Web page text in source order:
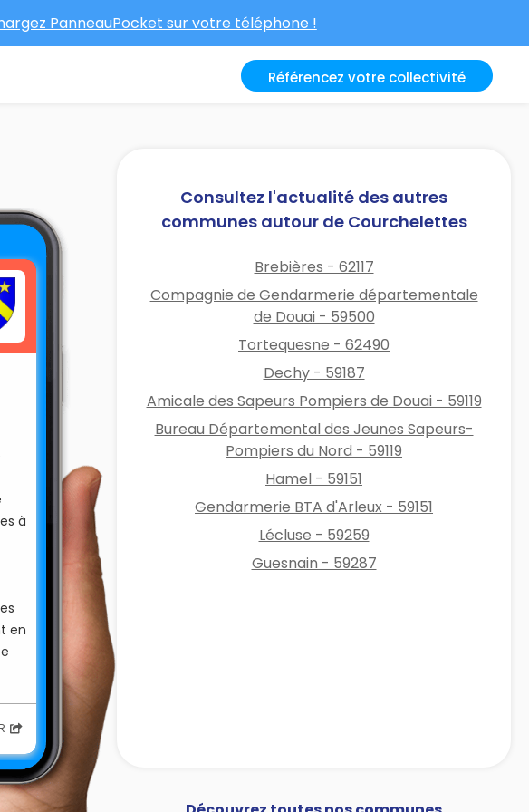
PanneauPocket sur votre téléphone !
Référencez votre collectivité
à
en
à
Consultez l'actualité des autres
communes autour de Courchelettes
Brebières - 62117
Compagnie de Gendarmerie départementale
de Douai - 59500
Tortequesne - 62490
Dechy - 59187
Amicale des Sapeurs Pompiers de Douai - 59119
Bureau Départemental des Jeunes Sapeurs-
Pompiers du Nord - 59119
Hamel - 59151
Gendarmerie BTA d'Arleux - 59151
Lécluse - 59259
Guesnain - 59287